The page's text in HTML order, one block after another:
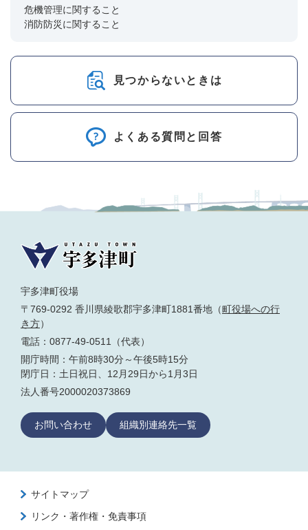
危機管理に関すること
消防防災に関すること
見つからないときは
よくある質問と回答
宇多津町役場
〒769-0292 香川県綾歌郡宇多津町1881番地（町役場への行
き方）
電話：0877-49-0511（代表）
開庁時間：午前8時30分～午後5時15分
閉庁日：土日祝日、12月29日から1月3日
法人番号2000020373869
お問い合わせ 組織別連絡先一覧
サイトマップ
リンク・著作権・免責事項